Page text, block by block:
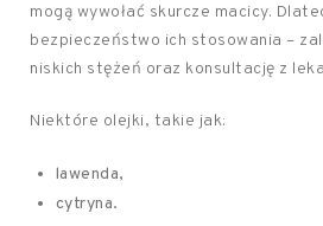
mogą wywołać skurcze macicy.
bezpieczeństwo ich stosowania –
niskich stężeń oraz konsultację z
Niektóre olejki, takie jak:
lawenda,
cytryna.